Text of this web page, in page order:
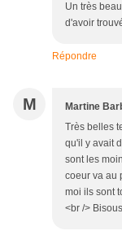
Un très
d'avoir
Répondre
M Martine
Très belles
qu'il y avait
sont les
coeur va au
moi ils sont
<br />